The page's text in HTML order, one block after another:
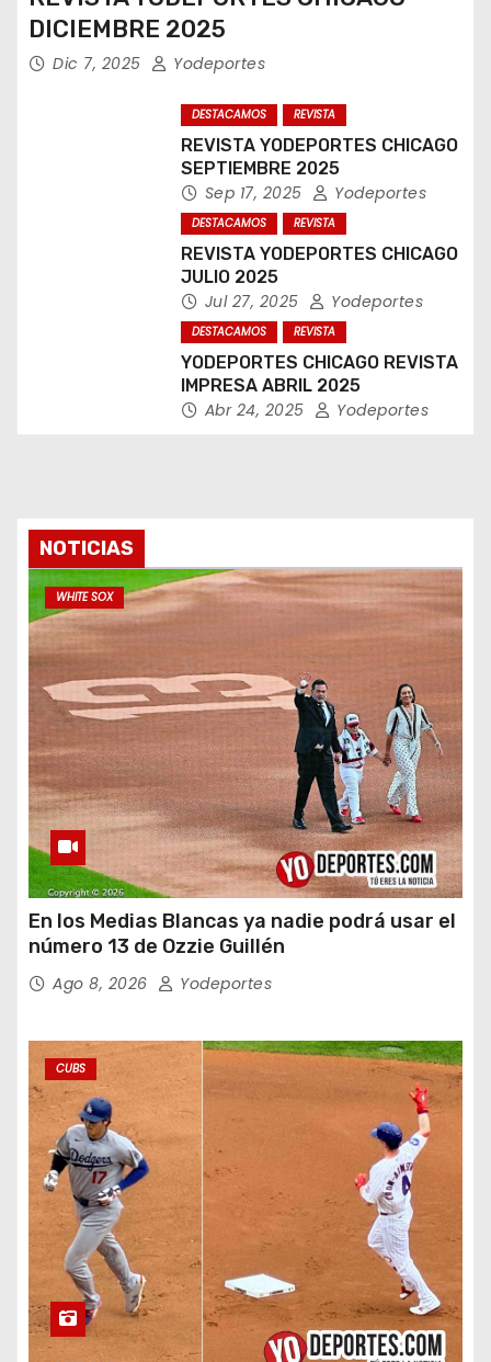
DICIEMBRE 2025
Dic 7, 2025 Yodeportes
DESTACAMOS REVISTA
REVISTA YODEPORTES CHICAGO
SEPTIEMBRE 2025
Sep 17, 2025 Yodeportes
DESTACAMOS REVISTA
REVISTA YODEPORTES CHICAGO
JULIO 2025
Jul 27, 2025 Yodeportes
DESTACAMOS REVISTA
YODEPORTES CHICAGO REVISTA
IMPRESA ABRIL 2025
Abr 24, 2025 Yodeportes
NOTICIAS
WHITE SOX
En los Medias Blancas ya nadie podrá usar el
número 13 de Ozzie Guillén
Ago 8, 2026 Yodeportes
CUBS